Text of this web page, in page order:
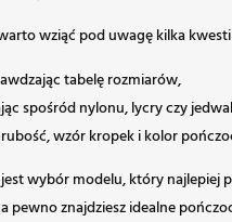
wziąć pod uwagę kilka
tabelę rozmiarów,
spośród nylonu, lycry czy
wzór kropek i kolor
wybór modelu, który najlepiej
pewno znajdziesz idealne